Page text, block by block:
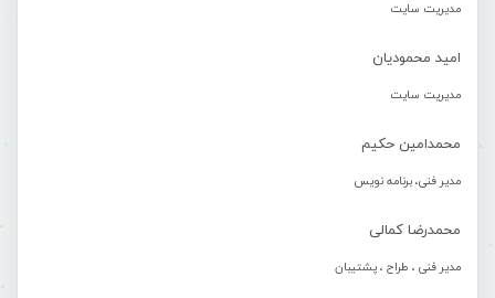
مدیریت سایت
امید محمودیان
مدیریت سایت
محمدامین حکیم
مدیر فنی، برنامه نویس
محمدرضا کمالی
مدیر فنی ، طراح ، پشتیبان